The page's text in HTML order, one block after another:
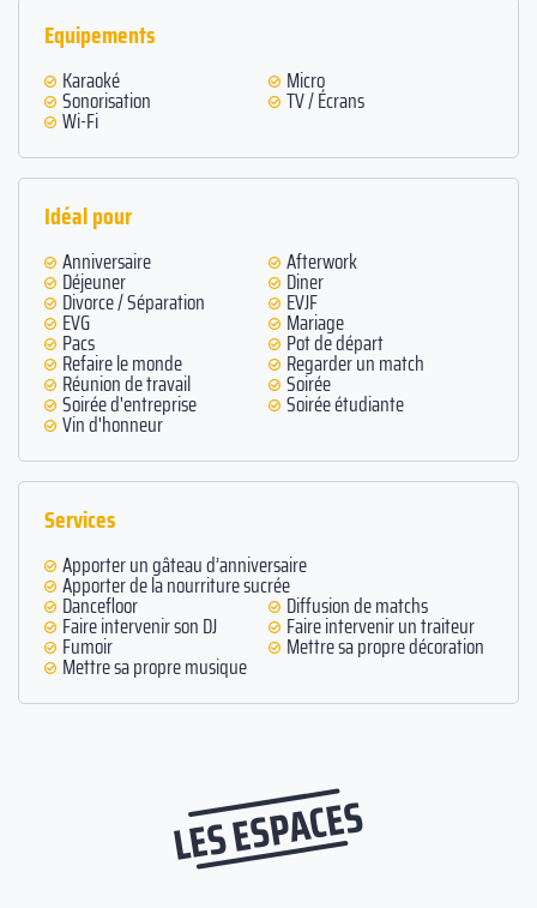
Equipements
Karaoké Micro
Sonorisation TV / Écrans
Wi-Fi
Idéal pour
Anniversaire Afterwork
Déjeuner Diner
Divorce / Séparation EVJF
EVG Mariage
Pacs Pot de départ
Refaire le monde Regarder un match
Réunion de travail Soirée
Soirée d'entreprise Soirée étudiante
Vin d'honneur
Services
Apporter un gâteau d’anniversaire
Apporter de la nourriture sucrée
Dancefloor Diffusion de matchs
Faire intervenir son DJ Faire intervenir un traiteur
Fumoir Mettre sa propre décoration
Mettre sa propre musique
LES ESPACES